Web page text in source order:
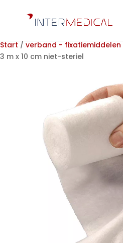
Start / verband - fixatiemiddelen
3 m x 10 cm niet-steriel